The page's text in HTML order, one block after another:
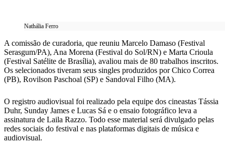
Nathália Ferro
A comissão de curadoria, que reuniu Marcelo Damaso (Festival
Serasgum/PA), Ana Morena (Festival do Sol/RN) e Marta Crioula
(Festival Satélite de Brasília), avaliou mais de 80 trabalhos inscritos.
Os selecionados tiveram seus singles produzidos por Chico Correa
(PB), Rovilson Paschoal (SP) e Sandoval Filho (MA).
O registro audiovisual foi realizado pela equipe dos cineastas Tássia
Duhr, Sunday James e Lucas Sá e o ensaio fotográfico leva a
assinatura de Laila Razzo. Todo esse material será divulgado pelas
redes sociais do festival e nas plataformas digitais de música e
audiovisual.